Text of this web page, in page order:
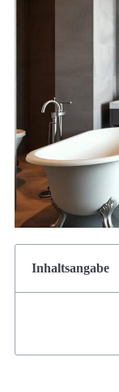
Inhaltsangabe